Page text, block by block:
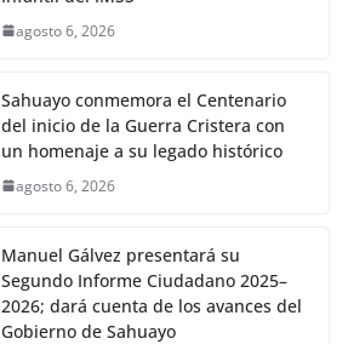
agosto 6, 2026
Sahuayo conmemora el Centenario
del inicio de la Guerra Cristera con
un homenaje a su legado histórico
agosto 6, 2026
Manuel Gálvez presentará su
Segundo Informe Ciudadano 2025–
2026; dará cuenta de los avances del
Gobierno de Sahuayo